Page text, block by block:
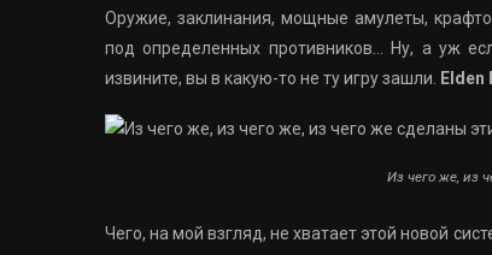
Оружие, заклинания, мощные амулеты,
под определенных противников… Ну, а уж
извините, вы в какую-то не ту игру зашли. Elden
Из чего же, из
Чего, на мой взгляд, не хватает этой новой